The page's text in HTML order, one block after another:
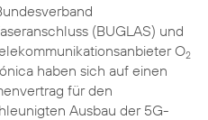
(BUGLAS) und
O2
haben sich auf einen
für den
Ausbau der 5G-